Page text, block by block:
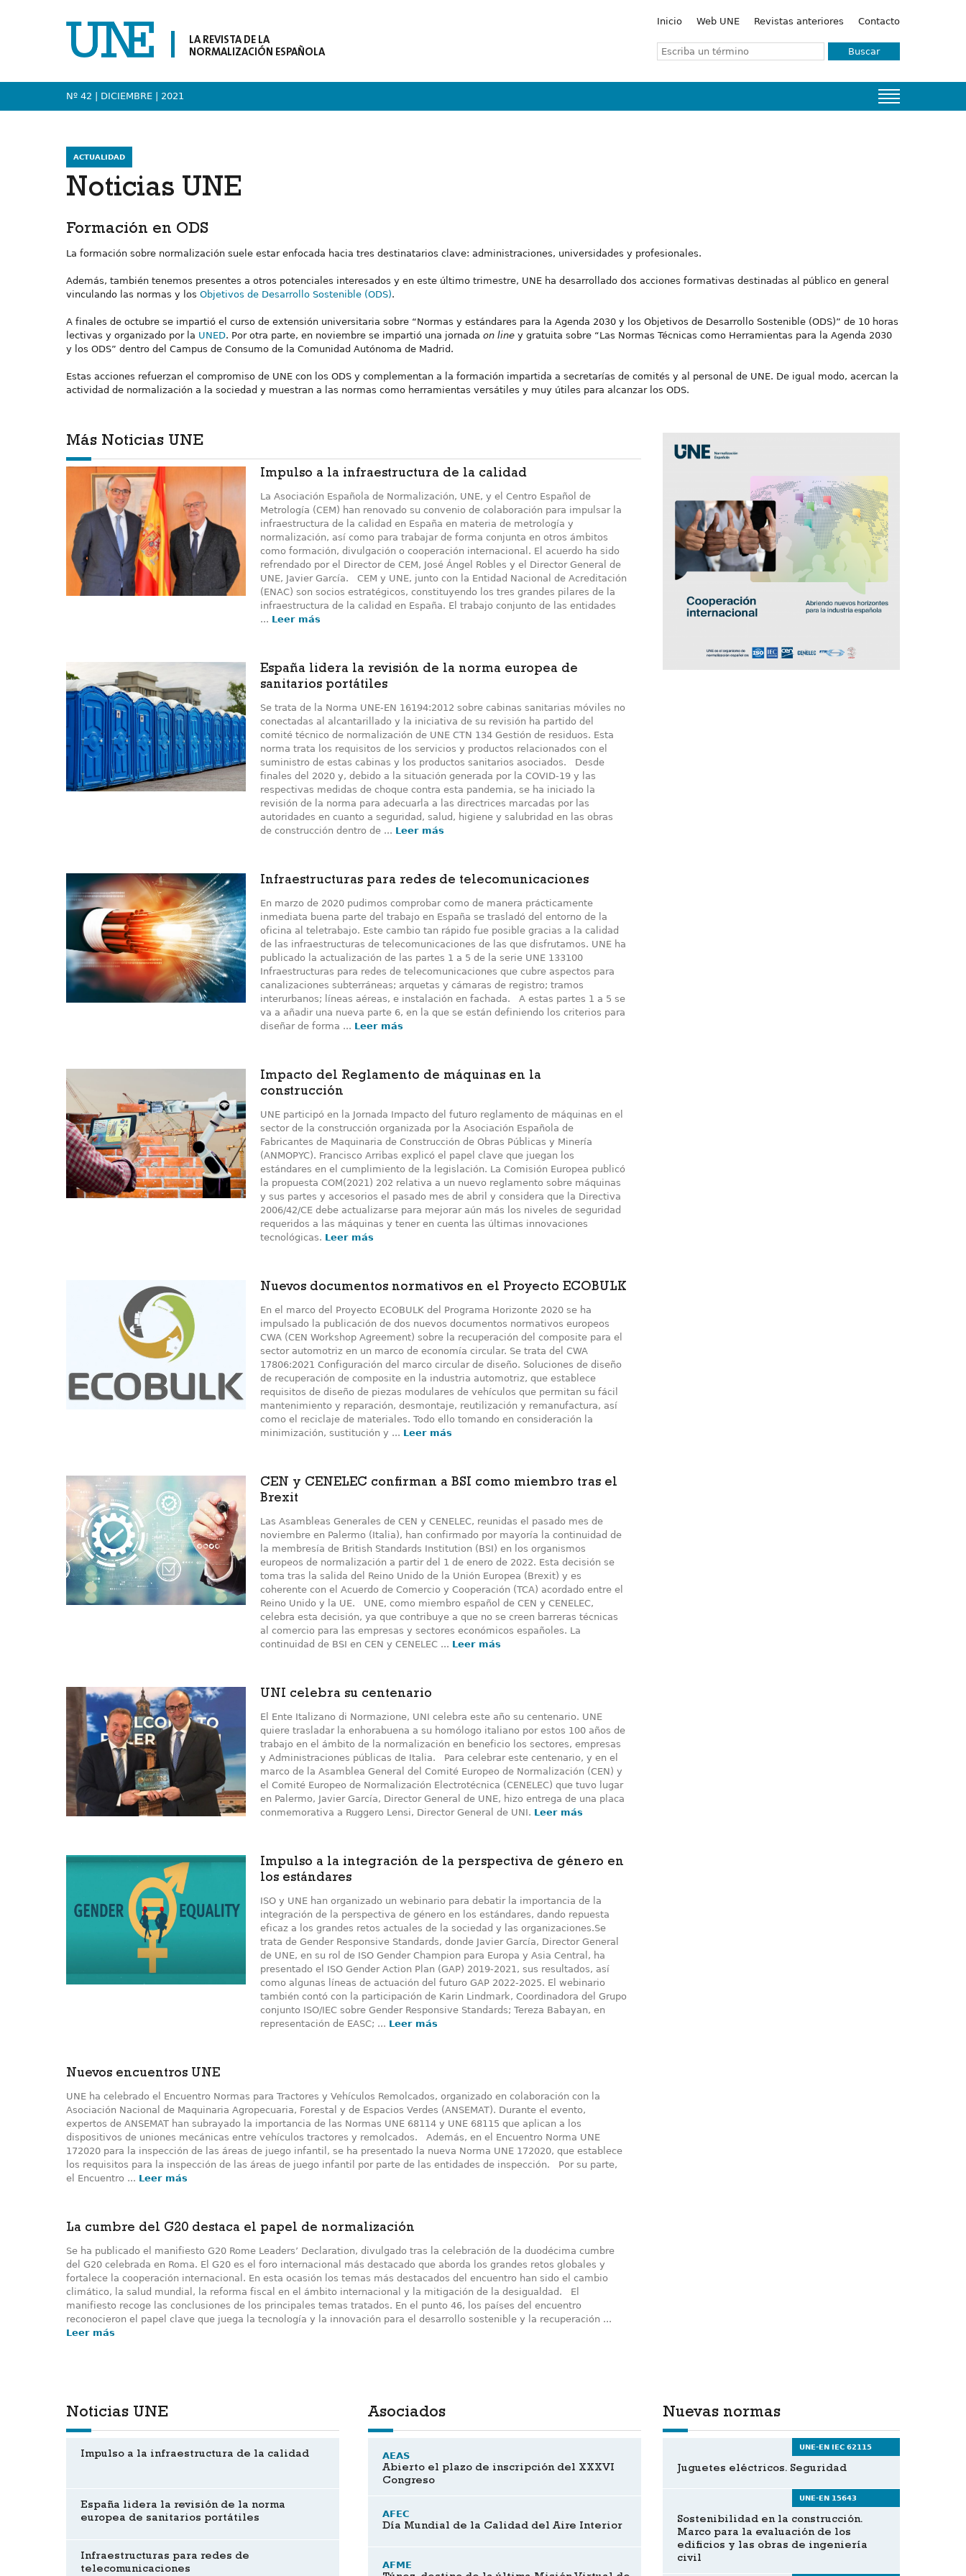
LA REVISTA DE LA
NORMALIZACIÓN ESPAÑOLA
Inicio Web UNE Revistas anteriores Contacto
Buscar
Nº 42 | DICIEMBRE | 2021
ACTUALIDAD
Noticias UNE
Formación en ODS
La formación sobre normalización suele estar enfocada hacia tres destinatarios clave: administraciones, universidades y profesionales.
Además, también tenemos presentes a otros potenciales interesados y en este último trimestre, UNE ha desarrollado dos acciones formativas destinadas al público en general
vinculando las normas y los Objetivos de Desarrollo Sostenible (ODS).
A finales de octubre se impartió el curso de extensión universitaria sobre “Normas y estándares para la Agenda 2030 y los Objetivos de Desarrollo Sostenible (ODS)” de 10 horas
lectivas y organizado por la UNED. Por otra parte, en noviembre se impartió una jornada on line y gratuita sobre “Las Normas Técnicas como Herramientas para la Agenda 2030
y los ODS” dentro del Campus de Consumo de la Comunidad Autónoma de Madrid.
Estas acciones refuerzan el compromiso de UNE con los ODS y complementan a la formación impartida a secretarías de comités y al personal de UNE. De igual modo, acercan la
actividad de normalización a la sociedad y muestran a las normas como herramientas versátiles y muy útiles para alcanzar los ODS.
Más Noticias UNE
Impulso a la infraestructura de la calidad
La Asociación Española de Normalización, UNE, y el Centro Español de
Metrología (CEM) han renovado su convenio de colaboración para impulsar la
infraestructura de la calidad en España en materia de metrología y
normalización, así como para trabajar de forma conjunta en otros ámbitos
como formación, divulgación o cooperación internacional. El acuerdo ha sido
refrendado por el Director de CEM, José Ángel Robles y el Director General de
UNE, Javier García. CEM y UNE, junto con la Entidad Nacional de Acreditación
(ENAC) son socios estratégicos, constituyendo los tres grandes pilares de la
infraestructura de la calidad en España. El trabajo conjunto de las entidades
... Leer más
España lidera la revisión de la norma europea de
sanitarios portátiles
Se trata de la Norma UNE-EN 16194:2012 sobre cabinas sanitarias móviles no
conectadas al alcantarillado y la iniciativa de su revisión ha partido del
comité técnico de normalización de UNE CTN 134 Gestión de residuos. Esta
norma trata los requisitos de los servicios y productos relacionados con el
suministro de estas cabinas y los productos sanitarios asociados. Desde
finales del 2020 y, debido a la situación generada por la COVID-19 y las
respectivas medidas de choque contra esta pandemia, se ha iniciado la
revisión de la norma para adecuarla a las directrices marcadas por las
autoridades en cuanto a seguridad, salud, higiene y salubridad en las obras
de construcción dentro de ... Leer más
Infraestructuras para redes de telecomunicaciones
En marzo de 2020 pudimos comprobar como de manera prácticamente
inmediata buena parte del trabajo en España se trasladó del entorno de la
oficina al teletrabajo. Este cambio tan rápido fue posible gracias a la calidad
de las infraestructuras de telecomunicaciones de las que disfrutamos. UNE ha
publicado la actualización de las partes 1 a 5 de la serie UNE 133100
Infraestructuras para redes de telecomunicaciones que cubre aspectos para
canalizaciones subterráneas; arquetas y cámaras de registro; tramos
interurbanos; líneas aéreas, e instalación en fachada. A estas partes 1 a 5 se
va a añadir una nueva parte 6, en la que se están definiendo los criterios para
diseñar de forma ... Leer más
Impacto del Reglamento de máquinas en la
construcción
UNE participó en la Jornada Impacto del futuro reglamento de máquinas en el
sector de la construcción organizada por la Asociación Española de
Fabricantes de Maquinaria de Construcción de Obras Públicas y Minería
(ANMOPYC). Francisco Arribas explicó el papel clave que juegan los
estándares en el cumplimiento de la legislación. La Comisión Europea publicó
la propuesta COM(2021) 202 relativa a un nuevo reglamento sobre máquinas
y sus partes y accesorios el pasado mes de abril y considera que la Directiva
2006/42/CE debe actualizarse para mejorar aún más los niveles de seguridad
requeridos a las máquinas y tener en cuenta las últimas innovaciones
tecnológicas. Leer más
Nuevos documentos normativos en el Proyecto ECOBULK
En el marco del Proyecto ECOBULK del Programa Horizonte 2020 se ha
impulsado la publicación de dos nuevos documentos normativos europeos
CWA (CEN Workshop Agreement) sobre la recuperación del composite para el
sector automotriz en un marco de economía circular. Se trata del CWA
17806:2021 Configuración del marco circular de diseño. Soluciones de diseño
de recuperación de composite en la industria automotriz, que establece
requisitos de diseño de piezas modulares de vehículos que permitan su fácil
mantenimiento y reparación, desmontaje, reutilización y remanufactura, así
como el reciclaje de materiales. Todo ello tomando en consideración la
minimización, sustitución y ... Leer más
CEN y CENELEC confirman a BSI como miembro tras el
Brexit
Las Asambleas Generales de CEN y CENELEC, reunidas el pasado mes de
noviembre en Palermo (Italia), han confirmado por mayoría la continuidad de
la membresía de British Standards Institution (BSI) en los organismos
europeos de normalización a partir del 1 de enero de 2022. Esta decisión se
toma tras la salida del Reino Unido de la Unión Europea (Brexit) y es
coherente con el Acuerdo de Comercio y Cooperación (TCA) acordado entre el
Reino Unido y la UE. UNE, como miembro español de CEN y CENELEC,
celebra esta decisión, ya que contribuye a que no se creen barreras técnicas
al comercio para las empresas y sectores económicos españoles. La
continuidad de BSI en CEN y CENELEC ... Leer más
UNI celebra su centenario
El Ente Italizano di Normazione, UNI celebra este año su centenario. UNE
quiere trasladar la enhorabuena a su homólogo italiano por estos 100 años de
trabajo en el ámbito de la normalización en beneficio los sectores, empresas
y Administraciones públicas de Italia. Para celebrar este centenario, y en el
marco de la Asamblea General del Comité Europeo de Normalización (CEN) y
el Comité Europeo de Normalización Electrotécnica (CENELEC) que tuvo lugar
en Palermo, Javier García, Director General de UNE, hizo entrega de una placa
conmemorativa a Ruggero Lensi, Director General de UNI. Leer más
Impulso a la integración de la perspectiva de género en
los estándares
ISO y UNE han organizado un webinario para debatir la importancia de la
integración de la perspectiva de género en los estándares, dando repuesta
eficaz a los grandes retos actuales de la sociedad y las organizaciones.Se
trata de Gender Responsive Standards, donde Javier García, Director General
de UNE, en su rol de ISO Gender Champion para Europa y Asia Central, ha
presentado el ISO Gender Action Plan (GAP) 2019-2021, sus resultados, así
como algunas líneas de actuación del futuro GAP 2022-2025. El webinario
también contó con la participación de Karin Lindmark, Coordinadora del Grupo
conjunto ISO/IEC sobre Gender Responsive Standards; Tereza Babayan, en
representación de EASC; ... Leer más
Nuevos encuentros UNE
UNE ha celebrado el Encuentro Normas para Tractores y Vehículos Remolcados, organizado en colaboración con la
Asociación Nacional de Maquinaria Agropecuaria, Forestal y de Espacios Verdes (ANSEMAT). Durante el evento,
expertos de ANSEMAT han subrayado la importancia de las Normas UNE 68114 y UNE 68115 que aplican a los
dispositivos de uniones mecánicas entre vehículos tractores y remolcados. Además, en el Encuentro Norma UNE
172020 para la inspección de las áreas de juego infantil, se ha presentado la nueva Norma UNE 172020, que establece
los requisitos para la inspección de las áreas de juego infantil por parte de las entidades de inspección. Por su parte,
el Encuentro ... Leer más
La cumbre del G20 destaca el papel de normalización
Se ha publicado el manifiesto G20 Rome Leaders’ Declaration, divulgado tras la celebración de la duodécima cumbre
del G20 celebrada en Roma. El G20 es el foro internacional más destacado que aborda los grandes retos globales y
fortalece la cooperación internacional. En esta ocasión los temas más destacados del encuentro han sido el cambio
climático, la salud mundial, la reforma fiscal en el ámbito internacional y la mitigación de la desigualdad. El
manifiesto recoge las conclusiones de los principales temas tratados. En el punto 46, los países del encuentro
reconocieron el papel clave que juega la tecnología y la innovación para el desarrollo sostenible y la recuperación ...
Leer más
Nuevas normas
UNE-EN IEC 62115
Juguetes eléctricos. Seguridad
UNE-EN 15643
Sostenibilidad en la construcción.
Marco para la evaluación de los
edificios y las obras de ingeniería
civil
Noticias UNE
Impulso a la infraestructura de la calidad
España lidera la revisión de la norma
europea de sanitarios portátiles
Infraestructuras para redes de
telecomunicaciones
Asociados
AEAS
Abierto el plazo de inscripción del XXXVI
Congreso
AFEC
Día Mundial de la Calidad del Aire Interior
AFME